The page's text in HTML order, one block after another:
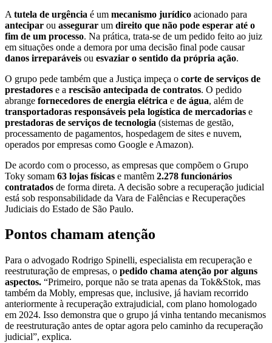
A tutela de urgência é um mecanismo jurídico acionado para
antecipar ou assegurar um direito que não pode esperar até o
fim de um processo. Na prática, trata-se de um pedido feito ao juiz
em situações onde a demora por uma decisão final pode causar
danos irreparáveis ou esvaziar o sentido da própria ação.
O grupo pede também que a Justiça impeça o corte de serviços de
prestadores e a rescisão antecipada de contratos. O pedido
abrange fornecedores de energia elétrica e de água, além de
transportadoras responsáveis pela logística de mercadorias e
prestadoras de serviços de tecnologia (sistemas de gestão,
processamento de pagamentos, hospedagem de sites e nuvem,
operados por empresas como Google e Amazon).
De acordo com o processo, as empresas que compõem o Grupo
Toky somam 63 lojas físicas e mantêm 2.278 funcionários
contratados de forma direta. A decisão sobre a recuperação judicial
está sob responsabilidade da Vara de Falências e Recuperações
Judiciais do Estado de São Paulo.
Pontos chamam atenção
Para o advogado Rodrigo Spinelli, especialista em recuperação e
reestruturação de empresas, o pedido chama atenção por alguns
aspectos. “Primeiro, porque não se trata apenas da Tok&Stok, mas
também da Mobly, empresas que, inclusive, já haviam recorrido
anteriormente à recuperação extrajudicial, com plano homologado
em 2024. Isso demonstra que o grupo já vinha tentando mecanismos
de reestruturação antes de optar agora pelo caminho da recuperação
judicial”, explica.